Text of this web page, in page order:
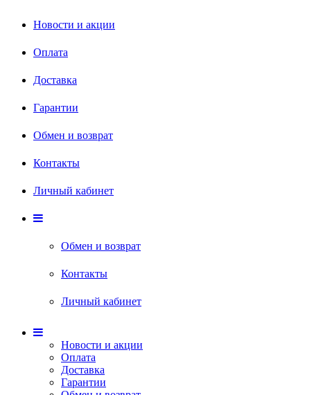
Новости и акции
Оплата
Доставка
Гарантии
Обмен и возврат
Контакты
Личный кабинет
Обмен и возврат
Контакты
Личный кабинет
Новости и акции
Оплата
Доставка
Гарантии